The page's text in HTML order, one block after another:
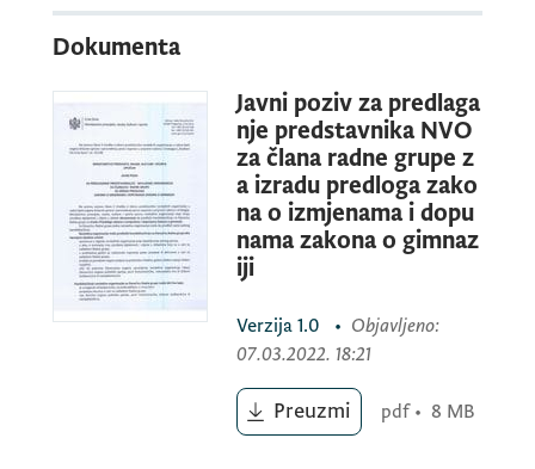
ZA PREDLAGANJE PREDSTAVNIKA/CE
NEVLADINE ORGANIZACIJE ZA ČLANA /CU
RADNE GRUPE ZA IZRADU PREDLOGA
ZAKONA O IZMJENAMA I DOPUNAMA
ZAKONA O GIMNAZIJI
Javno poziv sa detaljnim informacijama
možete preuzeti u nastavku.
Dokumenta
Javni poziv za predlaga
nje predstavnika NVO
za člana radne grupe z
a izradu predloga zako
na o izmjenama i dopu
nama zakona o gimnaz
iji
Verzija 1.0 • Objavljeno:
07.03.2022. 18:21
Preuzmi pdf • 8 MB